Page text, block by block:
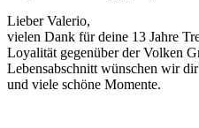
Lieber Valerio,
vielen Dank für deine 13 Jahre
Loyalität gegenüber der Volken
Lebensabschnitt wünschen wir
und viele schöne Momente.